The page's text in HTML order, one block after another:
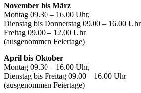
November bis März
Montag 09.30 – 16.00 Uhr,
Dienstag bis Donnerstag 09.00 – 16.00 Uhr
Freitag 09.00 – 12.00 Uhr
(ausgenommen Feiertage)
April bis Oktober
Montag 09.30 – 16.00 Uhr,
Dienstag bis Freitag 09.00 – 16.00 Uhr
(ausgenommen Feiertage)